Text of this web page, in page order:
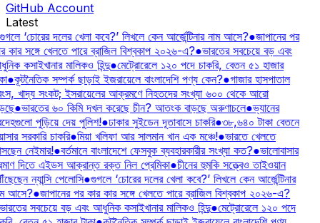
GitHub Account
Latest
‘চোরের দলের খেলা কবে?’ লিখলে কেন আর্জেন্টিনার নাম আসে?●জাপানের পর
কার সঙ্গে খেলতে পারে ব্রাজিল বিশ্বকাপ ২০২৬-এ?●ভারতের সবচেয়ে বড় এবং
কসাইখানার মালিকও হিন্দু●মেট্রোরেলে ১২০ পদে চাকরি, বেতন ৫১ হাজার
●কূটনৈতিক সম্পর্ক ছাড়াই ইজরায়েলে বাংলাদেশি পণ্য কেন?●গাজার হাসপাতাল
খাদ্য সংকট; ইসরায়েলের আক্রমণে নিহতদের সংখ্যা ৬০০ থেকে আরো
●ভারতের ৬০ কিমি দখল করেছে চীন? আতংক বাড়ছে অরুণাচলে●ভ্যানের
পুড়িয়ে দেয় পুলিশ!●ঢাকার সুইডেন দূতাবাসে চাকরি●৩৮,৬৪০ টাকা বেতনে
সরকারি চাকরি●মিয়া খলিফা আর সালমান খান এক মঞ্চে!●ভারতে খেলতে
নেইমার!●বর্তমানে বাংলাদেশে ফেসবুক ব্যবহারকারীর সংখ্যা কত?●ভালোবাসার
দিতে এইডস আক্রান্ত রক্ত নিল প্রেমিকা●চীনের হুমকি সত্ত্বেও তাইওয়ান
ন্যান্সি পেলোসি●গুগলে ‘চোরের দলের খেলা কবে?’ লিখলে কেন আর্জেন্টিনার
আসে?●জাপানের পর কার কার সঙ্গে খেলতে পারে ব্রাজিল বিশ্বকাপ ২০২৬-এ?
সবচেয়ে বড় এবং আধুনিক কসাইখানার মালিকও হিন্দু●মেট্রোরেলে ১২০ পদে